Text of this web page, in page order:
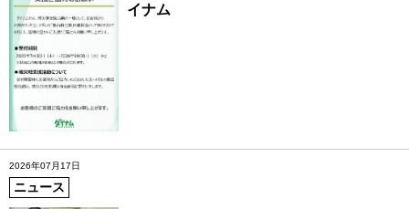
イナム
2026年07月17日
ニュース